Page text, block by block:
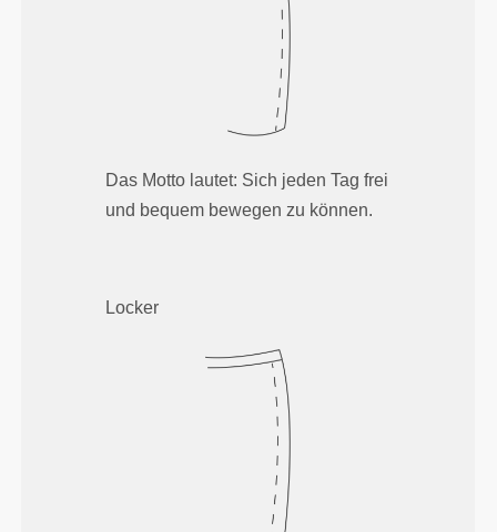
Das Motto lautet: Sich jeden Tag frei
und bequem bewegen zu können.
Locker